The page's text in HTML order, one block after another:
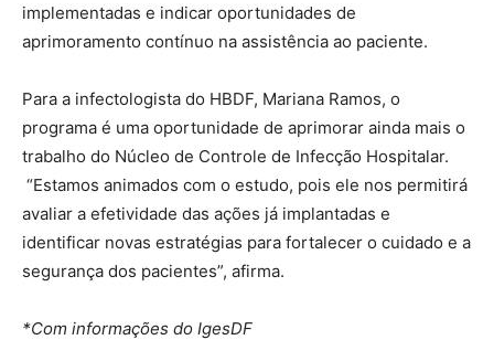
implementadas e indicar oportunidades de
aprimoramento contínuo na assistência ao paciente.
Para a infectologista do HBDF, Mariana Ramos, o
programa é uma oportunidade de aprimorar ainda mais o
trabalho do Núcleo de Controle de Infecção Hospitalar.
“Estamos animados com o estudo, pois ele nos permitirá
avaliar a efetividade das ações já implantadas e
identificar novas estratégias para fortalecer o cuidado e a
segurança dos pacientes”, afirma.
*Com informações do IgesDF